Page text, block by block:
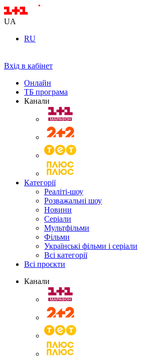
UA
RU
Вхід в кабінет
Онлайн
ТБ програма
Канали
Категорії
Реаліті-шоу
Розважальні шоу
Новини
Серіали
Мультфільми
Фільми
Українські фільми і серіали
Всі категорії
Всі проєкти
Канали